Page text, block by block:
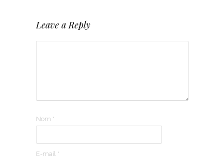
Leave a Reply
Nom *
E-mail *